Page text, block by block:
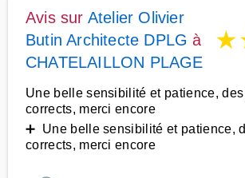
Avis sur Atelier Olivier
Butin Architecte DPLG à
CHATELAILLON PLAGE
★
Une belle sensibilité et patience,
corrects, merci encore
➕ Une belle sensibilité et patience,
corrects, merci encore